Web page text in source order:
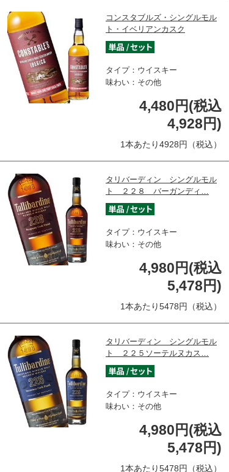
コンスタブルズ・シングルモル
ト・イベリアンカスク
タイプ：ウイスキー
味わい：その他
4,480円(税込
4,928円)
1本あたり4928円（税込）
タリバーディン シングルモル
ト ２２８ バーガンディ…
タイプ：ウイスキー
味わい：その他
4,980円(税込
5,478円)
1本あたり5478円（税込）
タリバーディン シングルモル
ト ２２５ソーテルヌカス…
タイプ：ウイスキー
味わい：その他
4,980円(税込
5,478円)
1本あたり5478円（税込）